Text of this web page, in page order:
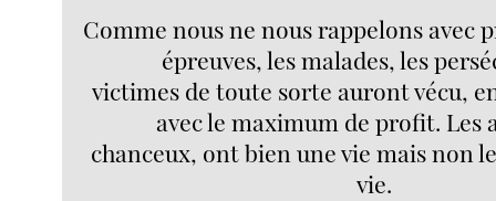
Comme nous ne nous rappelons avec
épreuves, les malades, les
victimes de toute sorte auront vécu,
avec le maximum de profit. Les
chanceux, ont bien une vie mais non
vie.